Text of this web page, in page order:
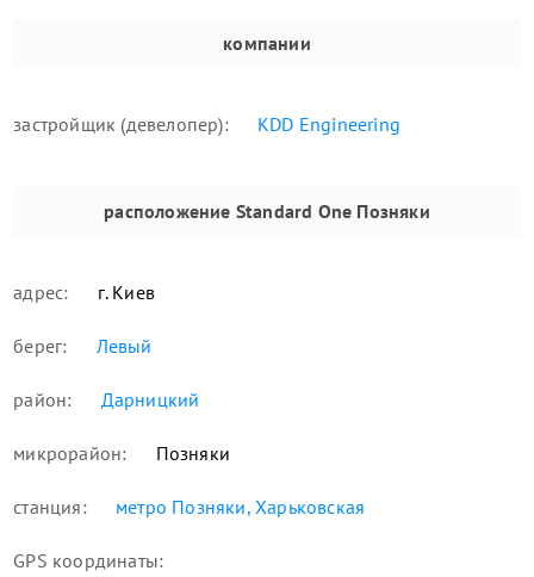
компании
застройщик (девелопер): KDD Engineering
расположение Standard One Позняки
адрес: г. Киев
берег: Левый
район: Дарницкий
микрорайон: Позняки
станция: метро Позняки, Харьковская
GPS координаты: